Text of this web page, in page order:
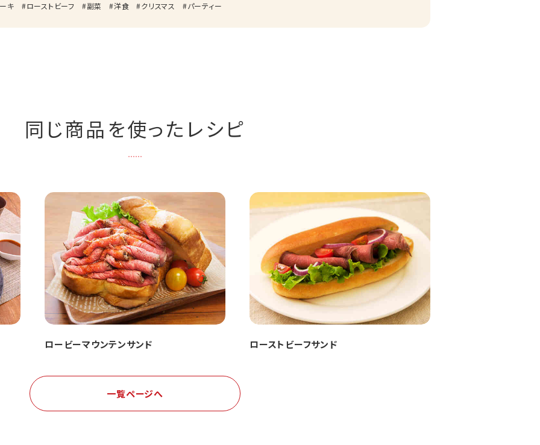
キ ローストビーフ 副菜 洋食 クリスマス パーティー
同じ商品を使ったレシピ
ロービーマウンテンサンド ローストビーフサンド
一覧ページへ